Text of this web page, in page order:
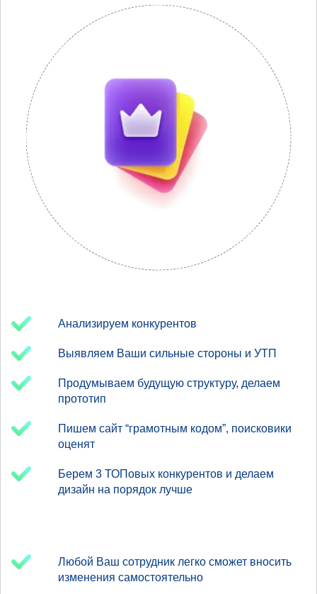
Анализируем конкурентов
Выявляем Ваши сильные стороны и УТП
Продумываем будущую структуру, делаем
прототип
Пишем сайт “грамотным кодом”, поисковики
оценят
Берем 3 ТОПовых конкурентов и делаем
дизайн на порядок лучше
Любой Ваш сотрудник легко сможет вносить
изменения самостоятельно